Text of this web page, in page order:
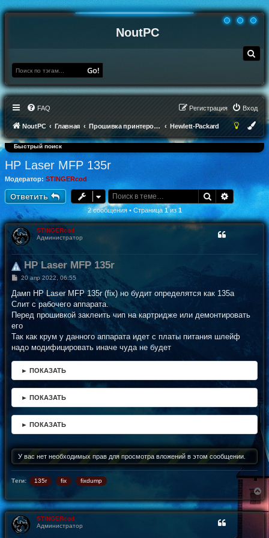
NoutPC
о
Go!
FAQ Вход
Регистрация
NoutPC Главная Прошивка принтеров и МФУ Hewlett-Packard
Быстрый поиск
HP Laser MFP 135r
Модератор: STINGERcod
Ответить Поиск
2 сообщения • Страница 1из 1
STINGERcod
Администратор
HP Laser MFP 135r
С
о
о
б
щ
е
н
и
е
20 апр 2022, 06:55
Дамп HP Laser MFP 135r (fix) но будит определятся как 135a
Слит с рабочего аппарата.
Перед прошивкой заклеить чип на картридже или демонтировать
его
Так как крум у данного аппарата идет с платы питания шлейф
надо модифицировать иначе чуда не будет
► ПОКАЗАТЬ
► ПОКАЗАТЬ
► ПОКАЗАТЬ
У вас нет необходимых прав для просмотра вложений в этом сообщении.
Теги: 135r fix fixdump
е
р
н
STINGERcod
Администратор